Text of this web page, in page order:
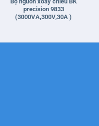
precision 9833
(3000VA,300V,30A )